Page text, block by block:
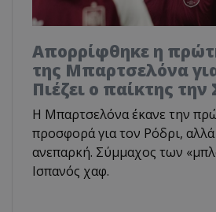
Απορρίφθηκε η
της Μπαρτσελόνα
Πιέζει ο παίκτης την
Η Μπαρτσελόνα έκανε την
προσφορά για τον Ρόδρι, αλλά
ανεπαρκή. Σύμμαχος των
Ισπανός χαφ.